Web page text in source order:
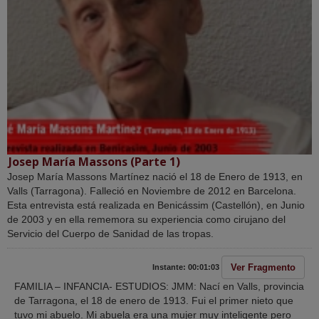
Josep María Massons (Parte 1)
Josep María Massons Martínez nació el 18 de Enero de 1913, en
Valls (Tarragona). Falleció en Noviembre de 2012 en Barcelona.
Esta entrevista está realizada en Benicássim (Castellón), en Junio
de 2003 y en ella rememora su experiencia como cirujano del
Servicio del Cuerpo de Sanidad de las tropas.
Instante: 00:01:03 Ver Fragmento
FAMILIA – INFANCIA- ESTUDIOS: JMM: Nací en Valls, provincia
de Tarragona, el 18 de enero de 1913. Fui el primer nieto que
tuvo mi abuelo. Mi abuela era una mujer muy inteligente pero